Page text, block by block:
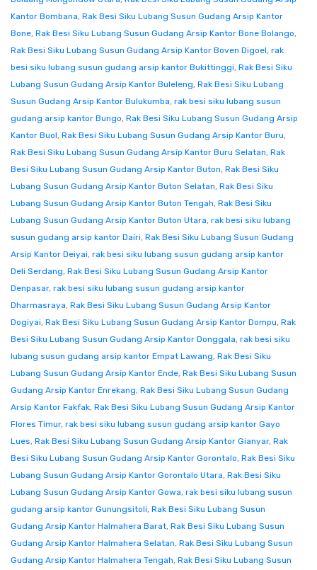
Kantor Bombana, Rak Besi Siku Lubang Susun Gudang Arsip Kantor
Bone, Rak Besi Siku Lubang Susun Gudang Arsip Kantor Bone Bolango,
Rak Besi Siku Lubang Susun Gudang Arsip Kantor Boven Digoel, rak
besi siku lubang susun gudang arsip kantor Bukittinggi, Rak Besi Siku
Lubang Susun Gudang Arsip Kantor Buleleng, Rak Besi Siku Lubang
Susun Gudang Arsip Kantor Bulukumba, rak besi siku lubang susun
gudang arsip kantor Bungo, Rak Besi Siku Lubang Susun Gudang Arsip
Kantor Buol, Rak Besi Siku Lubang Susun Gudang Arsip Kantor Buru,
Rak Besi Siku Lubang Susun Gudang Arsip Kantor Buru Selatan, Rak
Besi Siku Lubang Susun Gudang Arsip Kantor Buton, Rak Besi Siku
Lubang Susun Gudang Arsip Kantor Buton Selatan, Rak Besi Siku
Lubang Susun Gudang Arsip Kantor Buton Tengah, Rak Besi Siku
Lubang Susun Gudang Arsip Kantor Buton Utara, rak besi siku lubang
susun gudang arsip kantor Dairi, Rak Besi Siku Lubang Susun Gudang
Arsip Kantor Deiyai, rak besi siku lubang susun gudang arsip kantor
Deli Serdang, Rak Besi Siku Lubang Susun Gudang Arsip Kantor
Denpasar, rak besi siku lubang susun gudang arsip kantor
Dharmasraya, Rak Besi Siku Lubang Susun Gudang Arsip Kantor
Dogiyai, Rak Besi Siku Lubang Susun Gudang Arsip Kantor Dompu, Rak
Besi Siku Lubang Susun Gudang Arsip Kantor Donggala, rak besi siku
lubang susun gudang arsip kantor Empat Lawang, Rak Besi Siku
Lubang Susun Gudang Arsip Kantor Ende, Rak Besi Siku Lubang Susun
Gudang Arsip Kantor Enrekang, Rak Besi Siku Lubang Susun Gudang
Arsip Kantor Fakfak, Rak Besi Siku Lubang Susun Gudang Arsip Kantor
Flores Timur, rak besi siku lubang susun gudang arsip kantor Gayo
Lues, Rak Besi Siku Lubang Susun Gudang Arsip Kantor Gianyar, Rak
Besi Siku Lubang Susun Gudang Arsip Kantor Gorontalo, Rak Besi Siku
Lubang Susun Gudang Arsip Kantor Gorontalo Utara, Rak Besi Siku
Lubang Susun Gudang Arsip Kantor Gowa, rak besi siku lubang susun
gudang arsip kantor Gunungsitoli, Rak Besi Siku Lubang Susun
Gudang Arsip Kantor Halmahera Barat, Rak Besi Siku Lubang Susun
Gudang Arsip Kantor Halmahera Selatan, Rak Besi Siku Lubang Susun
Gudang Arsip Kantor Halmahera Tengah, Rak Besi Siku Lubang Susun